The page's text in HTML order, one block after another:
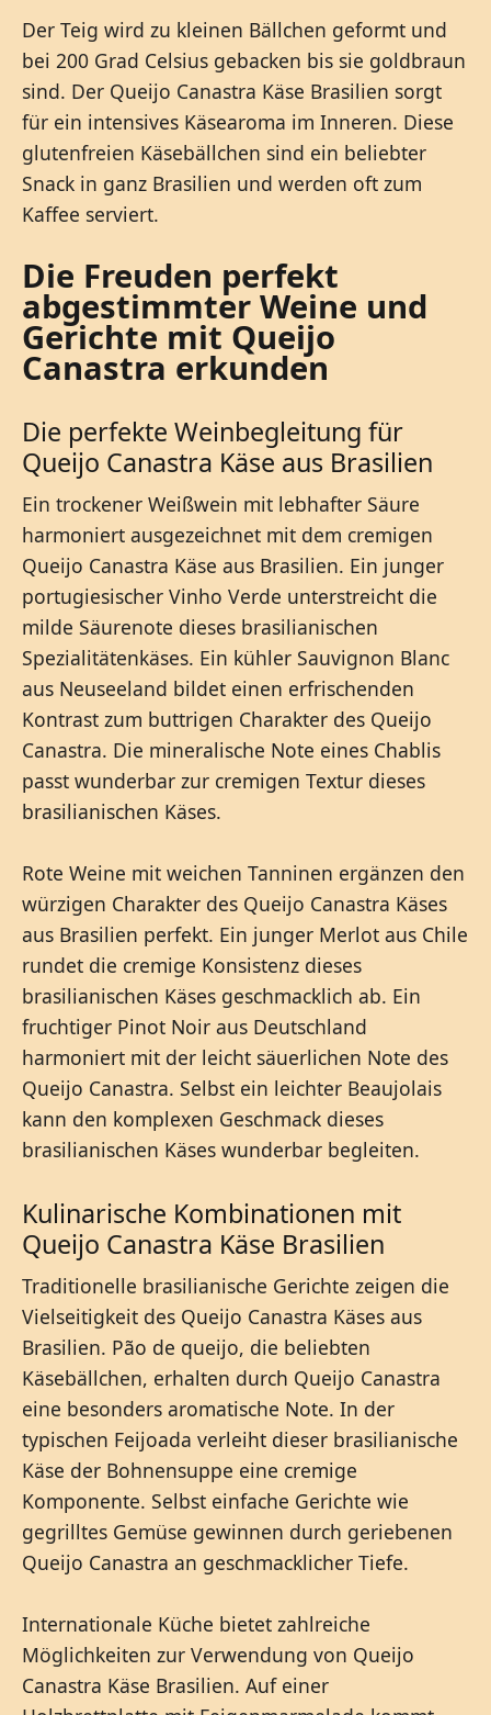
Der Teig wird zu kleinen Bällchen geformt und
bei 200 Grad Celsius gebacken bis sie goldbraun
sind. Der Queijo Canastra Käse Brasilien sorgt
für ein intensives Käsearoma im Inneren. Diese
glutenfreien Käsebällchen sind ein beliebter
Snack in ganz Brasilien und werden oft zum
Kaffee serviert.
Die Freuden perfekt
abgestimmter Weine und
Gerichte mit Queijo
Canastra erkunden
Die perfekte Weinbegleitung für
Queijo Canastra Käse aus Brasilien
Ein trockener Weißwein mit lebhafter Säure
harmoniert ausgezeichnet mit dem cremigen
Queijo Canastra Käse aus Brasilien. Ein junger
portugiesischer Vinho Verde unterstreicht die
milde Säurenote dieses brasilianischen
Spezialitätenkäses. Ein kühler Sauvignon Blanc
aus Neuseeland bildet einen erfrischenden
Kontrast zum buttrigen Charakter des Queijo
Canastra. Die mineralische Note eines Chablis
passt wunderbar zur cremigen Textur dieses
brasilianischen Käses.
Rote Weine mit weichen Tanninen ergänzen den
würzigen Charakter des Queijo Canastra Käses
aus Brasilien perfekt. Ein junger Merlot aus Chile
rundet die cremige Konsistenz dieses
brasilianischen Käses geschmacklich ab. Ein
fruchtiger Pinot Noir aus Deutschland
harmoniert mit der leicht säuerlichen Note des
Queijo Canastra. Selbst ein leichter Beaujolais
kann den komplexen Geschmack dieses
brasilianischen Käses wunderbar begleiten.
Kulinarische Kombinationen mit
Queijo Canastra Käse Brasilien
Traditionelle brasilianische Gerichte zeigen die
Vielseitigkeit des Queijo Canastra Käses aus
Brasilien. Pão de queijo, die beliebten
Käsebällchen, erhalten durch Queijo Canastra
eine besonders aromatische Note. In der
typischen Feijoada verleiht dieser brasilianische
Käse der Bohnensuppe eine cremige
Komponente. Selbst einfache Gerichte wie
gegrilltes Gemüse gewinnen durch geriebenen
Queijo Canastra an geschmacklicher Tiefe.
Internationale Küche bietet zahlreiche
Möglichkeiten zur Verwendung von Queijo
Canastra Käse Brasilien. Auf einer